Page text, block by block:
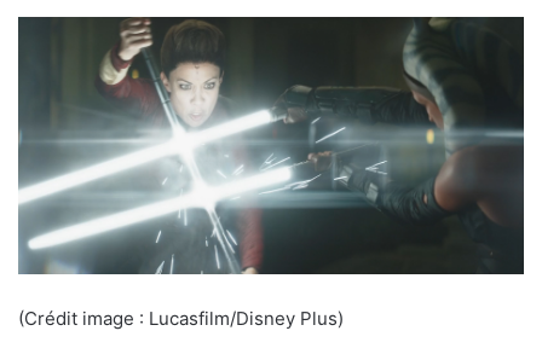
(Crédit image : Lucasfilm/Disney Plus)